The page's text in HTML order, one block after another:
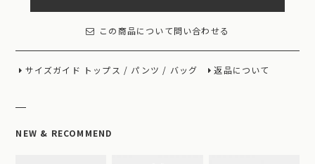
この商品について問い合わせる
サイズガイド トップス / パンツ / バッグ 返品について
NEW & RECOMMEND